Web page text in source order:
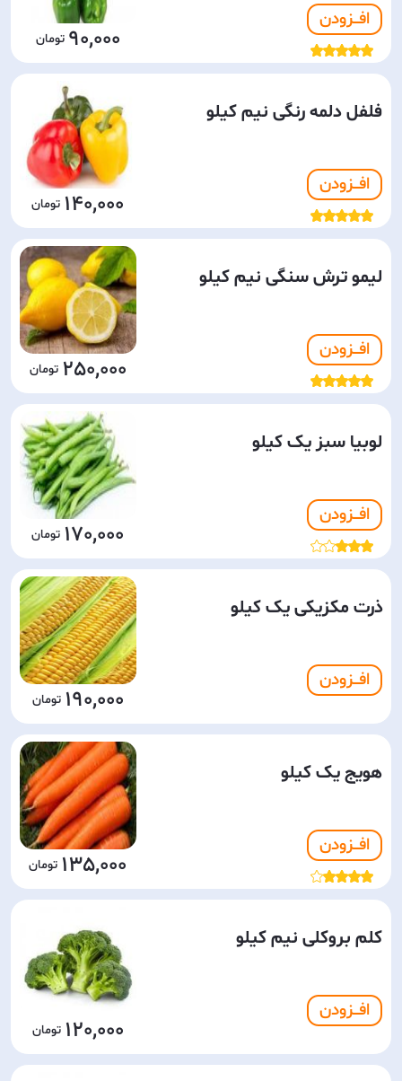
افـــزودن
90,000
فلفل دلمه رنگی نیم کیلو
افـــزودن
140,000
لیمو ترش سنگی نیم کیلو
افـــزودن
250,000
لوبیا سبز یک کیلو
افـــزودن
170,000
ذرت مکزیکی یک کیلو
افـــزودن
190,000
هویج یک کیلو
افـــزودن
135,000
کلم بروکلی نیم کیلو
افـــزودن
120,000